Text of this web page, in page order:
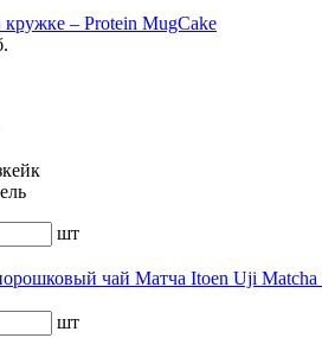
– Protein MugCake
шт
чай Матча Itoen Uji Matcha
шт